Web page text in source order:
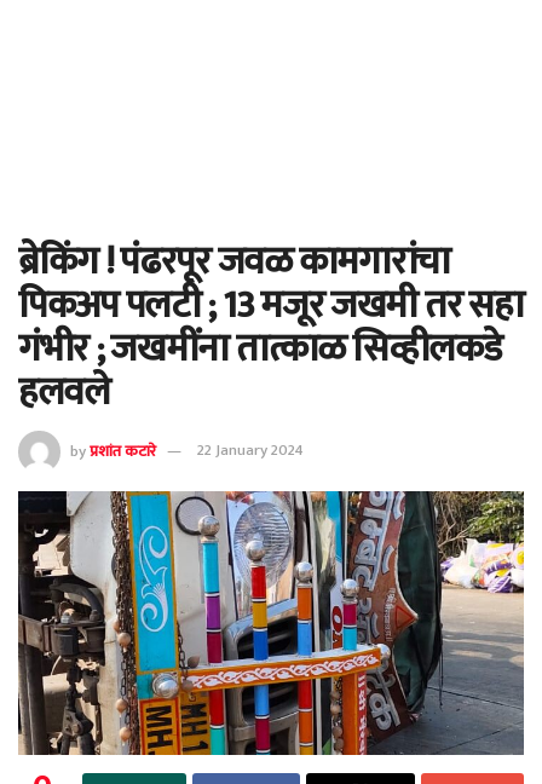
ब्रेकिंग ! पंढरपूर जवळ कामगारांचा
पिकअप पलटी ; 13 मजूर जखमी तर सहा
गंभीर ; जखमींना तात्काळ सिव्हीलकडे
हलवले
byप्रशांत कटारे 22 January 2024